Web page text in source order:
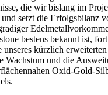
die wir bislang im
setzt die Erfolgsbilanz
bestens bekannt ist,
unseres kürzlich
Wachstum und die
Oxid-Gold-